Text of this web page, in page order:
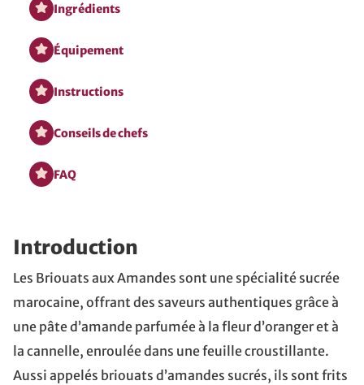
Ingrédients
Équipement
Instructions
Conseils de chefs
FAQ
Introduction
Les Briouats aux Amandes sont une spécialité sucrée
marocaine, offrant des saveurs authentiques grâce à
une pâte d’amande parfumée à la fleur d’oranger et à
la cannelle, enroulée dans une feuille croustillante.
Aussi appelés briouats d’amandes sucrés, ils sont frits